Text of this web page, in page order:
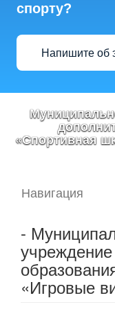
спорту?
Напишите об
«Спортивная
Навигация
-
«Игровые